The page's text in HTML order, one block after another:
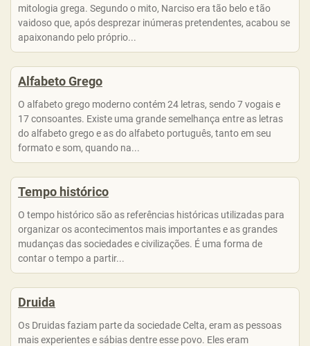
mitologia grega. Segundo o mito, Narciso era tão belo e tão
vaidoso que, após desprezar inúmeras pretendentes, acabou se
apaixonando pelo próprio...
Alfabeto Grego
O alfabeto grego moderno contém 24 letras, sendo 7 vogais e
17 consoantes. Existe uma grande semelhança entre as letras
do alfabeto grego e as do alfabeto português, tanto em seu
formato e som, quando na...
Tempo histórico
O tempo histórico são as referências históricas utilizadas para
organizar os acontecimentos mais importantes e as grandes
mudanças das sociedades e civilizações. É uma forma de
contar o tempo a partir...
Druida
Os Druidas faziam parte da sociedade Celta, eram as pessoas
mais experientes e sábias dentre esse povo. Eles eram